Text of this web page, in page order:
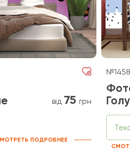
від 75 грн
ПОДРОБНЕЕ